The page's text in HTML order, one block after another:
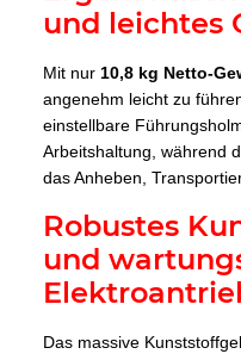
und leichtes
Mit nur 10,8 kg Netto-
angenehm leicht zu
einstellbare
Arbeitshaltung, während
das Anheben,
Robustes
und
Das massive